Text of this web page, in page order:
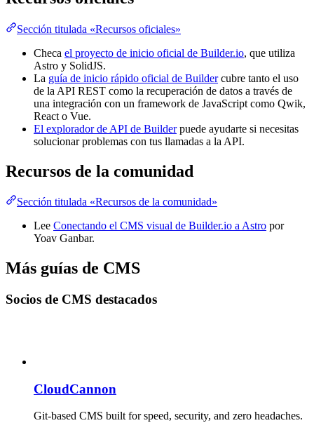
Sección titulada «Recursos oficiales»
Checa el proyecto de inicio oficial de Builder.io, que utiliza
Astro y SolidJS.
La guía de inicio rápido oficial de Buildercubre tanto el uso
de la API REST como la recuperación de datos a través de
una integración con un framework de JavaScript como Qwik,
React o Vue.
El explorador de API de Builderpuede ayudarte si necesitas
solucionar problemas con tus llamadas a la API.
Recursos de la comunidad
Sección titulada «Recursos de la comunidad»
Lee Conectando el CMS visual de Builder.io a Astro por
Yoav Ganbar.
Más guías de CMS
Socios de CMS destacados
CloudCannon
Git-based CMS built for speed, security, and zero headaches.